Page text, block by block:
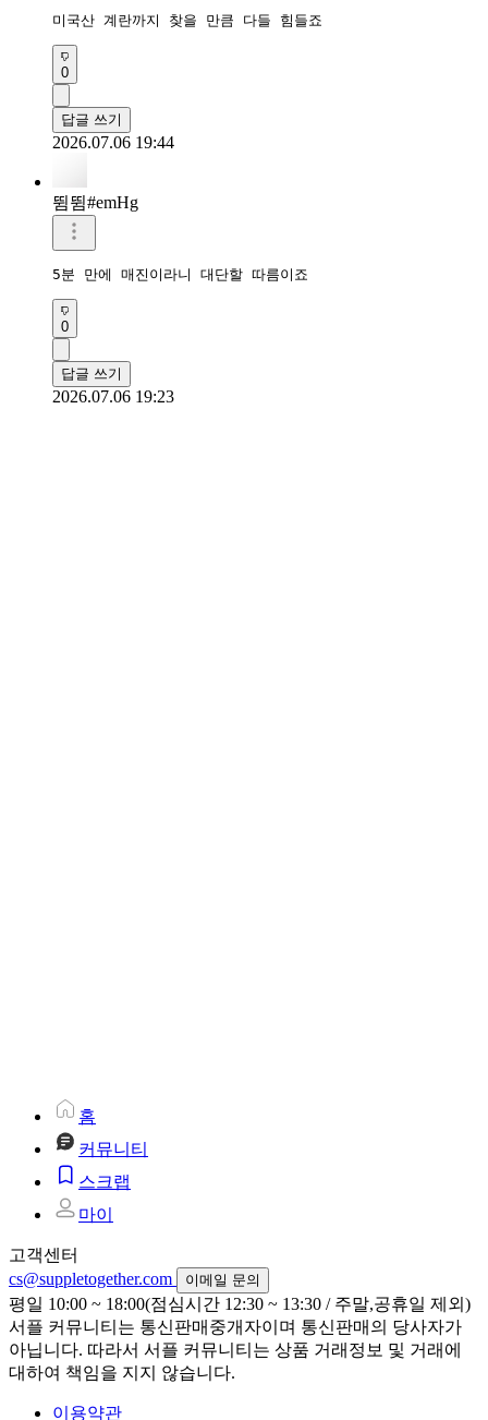
미국산 계란까지 찾을 만큼 다들 힘들죠
0
답글 쓰기
2026.07.06 19:44
뜀뜀#emHg
5분 만에 매진이라니 대단할 따름이죠
0
답글 쓰기
2026.07.06 19:23
홈
커뮤니티
스크랩
마이
고객센터
cs@suppletogether.com
이메일 문의
평일 10:00 ~ 18:00(점심시간 12:30 ~ 13:30 / 주말,공휴일 제외)
서플 커뮤니티는 통신판매중개자이며 통신판매의 당사자가
아닙니다. 따라서 서플 커뮤니티는 상품 거래정보 및 거래에
대하여 책임을 지지 않습니다.
이용약관